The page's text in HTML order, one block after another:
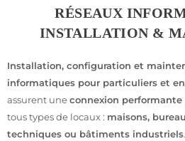
RÉSEAUX
INSTALLATION &
Installation, configuration et
informatiques pour particuliers et
assurent uneconnexion performante
tous types de locaux : maisons,
techniques ou bâtiments industriels.